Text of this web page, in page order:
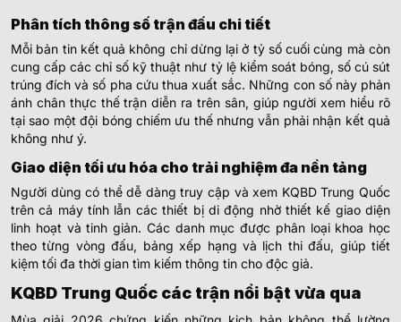
Phân tích thông số trận đấu chi tiết
Mỗi bản tin kết quả không chỉ dừng lại ở tỷ số cuối cùng mà còn
cung cấp các chỉ số kỹ thuật như tỷ lệ kiểm soát bóng, số cú sút
trúng đích và số pha cứu thua xuất sắc. Những con số này phản
ánh chân thực thế trận diễn ra trên sân, giúp người xem hiểu rõ
tại sao một đội bóng chiếm ưu thế nhưng vẫn phải nhận kết quả
không như ý.
Giao diện tối ưu hóa cho trải nghiệm đa nền tảng
Người dùng có thể dễ dàng truy cập và xem KQBD Trung Quốc
trên cả máy tính lẫn các thiết bị di động nhờ thiết kế giao diện
linh hoạt và tinh giản. Các danh mục được phân loại khoa học
theo từng vòng đấu, bảng xếp hạng và lịch thi đấu, giúp tiết
kiệm tối đa thời gian tìm kiếm thông tin cho độc giả.
KQBD Trung Quốc các trận nổi bật vừa qua